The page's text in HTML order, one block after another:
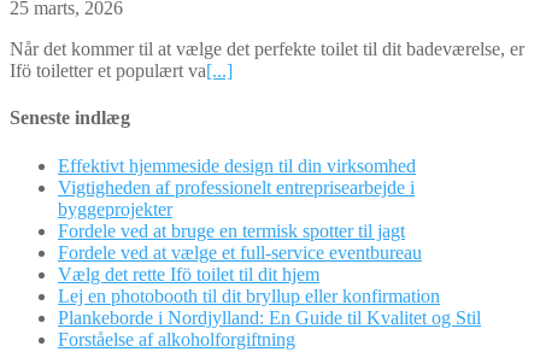
25 marts, 2026
Når det kommer til at vælge det perfekte toilet til dit badeværelse, er
Ifö toiletter et populært va[...]
Seneste indlæg
Effektivt hjemmeside design til din virksomhed
Vigtigheden af professionelt entreprisearbejde i
byggeprojekter
Fordele ved at bruge en termisk spotter til jagt
Fordele ved at vælge et full-service eventbureau
Vælg det rette Ifö toilet til dit hjem
Lej en photobooth til dit bryllup eller konfirmation
Plankeborde i Nordjylland: En Guide til Kvalitet og Stil
Forståelse af alkoholforgiftning